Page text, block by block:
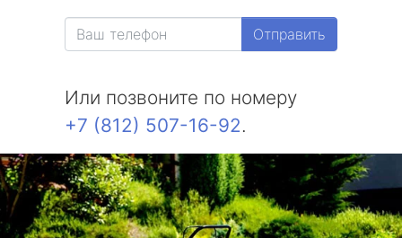
Отправить
Или позвоните по номеру
+7 (812) 507-16-92.